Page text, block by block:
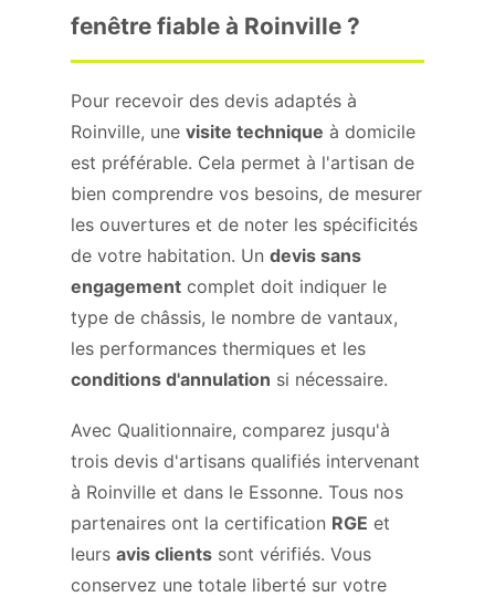
fenêtre fiable à Roinville ?
Pour recevoir des devis adaptés à
Roinville, une visite technique à domicile
est préférable. Cela permet à l'artisan de
bien comprendre vos besoins, de mesurer
les ouvertures et de noter les spécificités
de votre habitation. Un devis sans
engagement complet doit indiquer le
type de châssis, le nombre de vantaux,
les performances thermiques et les
conditions d'annulation si nécessaire.
Avec Qualitionnaire, comparez jusqu'à
trois devis d'artisans qualifiés intervenant
à Roinville et dans le Essonne. Tous nos
partenaires ont la certification RGE et
leurs avis clients sont vérifiés. Vous
conservez une totale liberté sur votre